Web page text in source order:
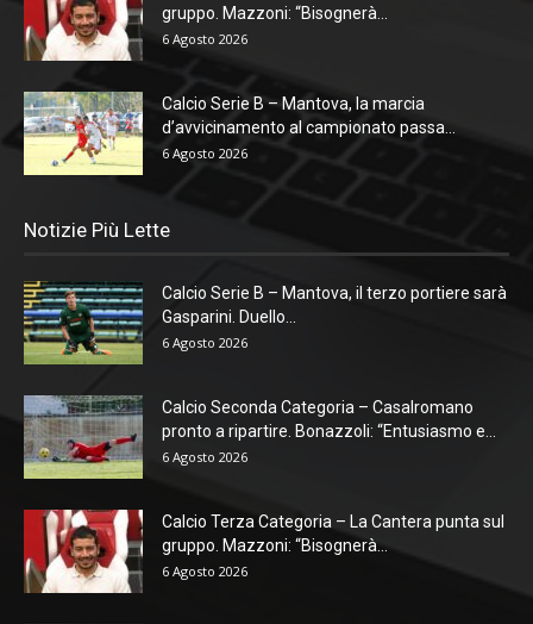
gruppo. Mazzoni: “Bisognerà...
6 Agosto 2026
Calcio Serie B – Mantova, la marcia
d’avvicinamento al campionato passa...
6 Agosto 2026
Notizie Più Lette
Calcio Serie B – Mantova, il terzo portiere sarà
Gasparini. Duello...
6 Agosto 2026
Calcio Seconda Categoria – Casalromano
pronto a ripartire. Bonazzoli: “Entusiasmo e...
6 Agosto 2026
Calcio Terza Categoria – La Cantera punta sul
gruppo. Mazzoni: “Bisognerà...
6 Agosto 2026